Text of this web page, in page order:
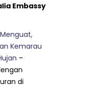
Embassy
Kemarau
–
di